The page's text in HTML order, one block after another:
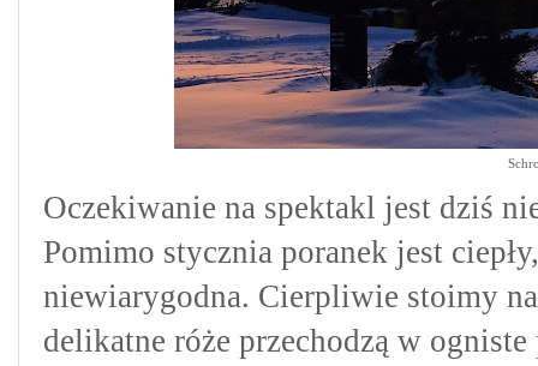
Oczekiwanie na spektakl jest dziś
Pomimo stycznia poranek jest
niewiarygodna. Cierpliwie stoimy
delikatne róże przechodzą w